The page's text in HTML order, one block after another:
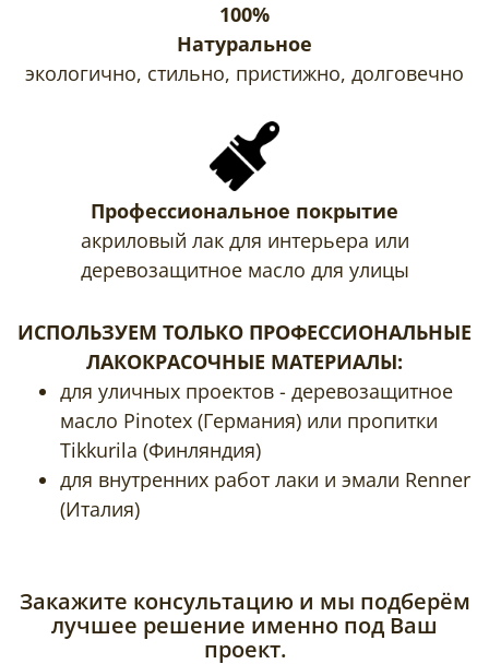
100%
Натуральное
экологично, стильно, пристижно, долговечно
Профессиональное покрытие
акриловый лак для интерьера или
деревозащитное масло для улицы
ИСПОЛЬЗУЕМ ТОЛЬКО ПРОФЕССИОНАЛЬНЫЕ
ЛАКОКРАСОЧНЫЕ МАТЕРИАЛЫ:
для уличных проектов - деревозащитное
масло Pinotex (Германия) или пропитки
Tikkurila (Финляндия)
для внутренних работ лаки и эмали Renner
(Италия)
Закажите консультацию и мы подберём
лучшее решение именно под Ваш
проект.